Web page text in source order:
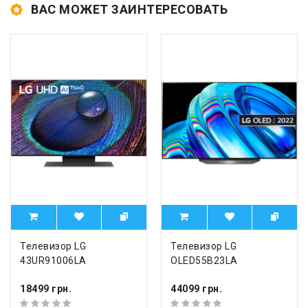
ВАС МОЖЕТ ЗАИНТЕРЕСОВАТЬ
Телевизор LG
43UR91006LA
18499 грн.
Телевизор LG
OLED55B23LA
44099 грн.